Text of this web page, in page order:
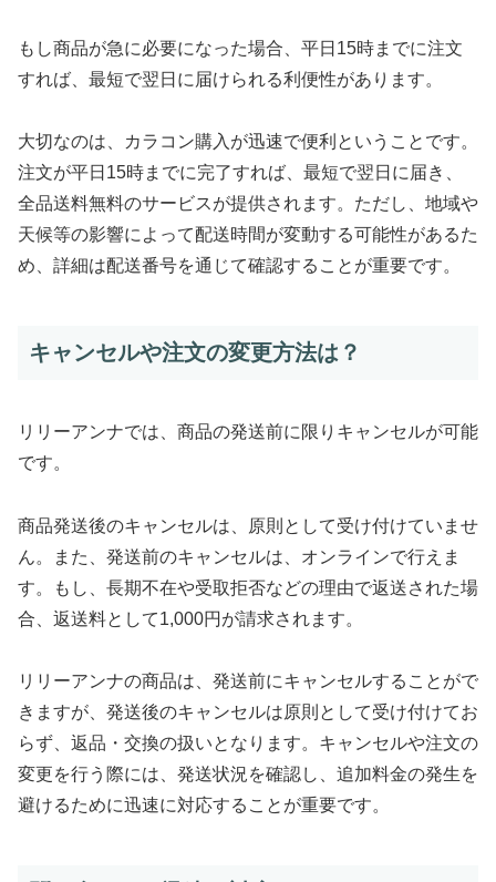
もし商品が急に必要になった場合、平日15時までに注文
すれば、最短で翌日に届けられる利便性があります。
大切なのは、カラコン購入が迅速で便利ということです。
注文が平日15時までに完了すれば、最短で翌日に届き、
全品送料無料のサービスが提供されます。ただし、地域や
天候等の影響によって配送時間が変動する可能性があるた
め、詳細は配送番号を通じて確認することが重要です。
キャンセルや注文の変更方法は？
リリーアンナでは、商品の発送前に限りキャンセルが可能
です。
商品発送後のキャンセルは、原則として受け付けていませ
ん。また、発送前のキャンセルは、オンラインで行えま
す。もし、長期不在や受取拒否などの理由で返送された場
合、返送料として1,000円が請求されます。
リリーアンナの商品は、発送前にキャンセルすることがで
きますが、発送後のキャンセルは原則として受け付けてお
らず、返品・交換の扱いとなります。キャンセルや注文の
変更を行う際には、発送状況を確認し、追加料金の発生を
避けるために迅速に対応することが重要です。